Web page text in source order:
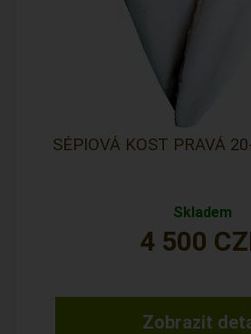
SÉPIOVÁ KOST PRAVÁ
Skladem
Zobrazit
4 500